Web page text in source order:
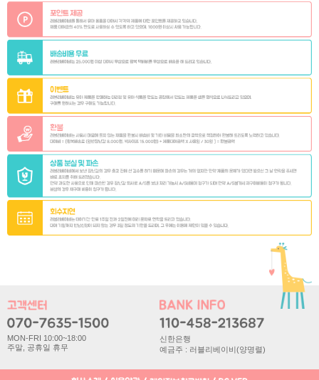
MON-FRI 10:00~18:00
주말, 공휴일 휴무
신한은행
예금주 : 러블리베이비(양명렬)